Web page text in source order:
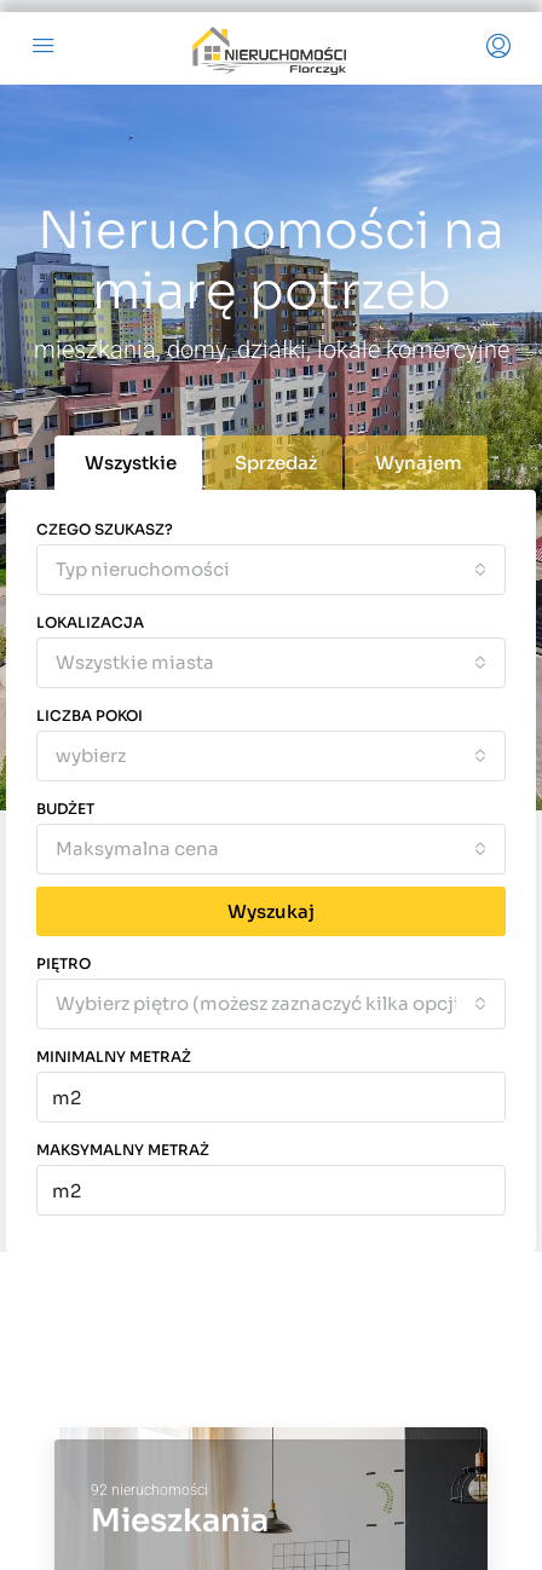
Nieruchomości na
miarę potrzeb
mieszkania, domy, działki, lokale komercyjne
Wszystkie Sprzedaż Wynajem
CZEGO SZUKASZ?
Typ nieruchomości
LOKALIZACJA
Wszystkie miasta
LICZBA POKOI
wybierz
BUDŻET
Maksymalna cena
Wyszukaj
PIĘTRO
Wybierz piętro (możesz zaznaczyć kilka opcji)
MINIMALNY METRAŻ
MAKSYMALNY METRAŻ
92 nieruchomości
Mieszkania